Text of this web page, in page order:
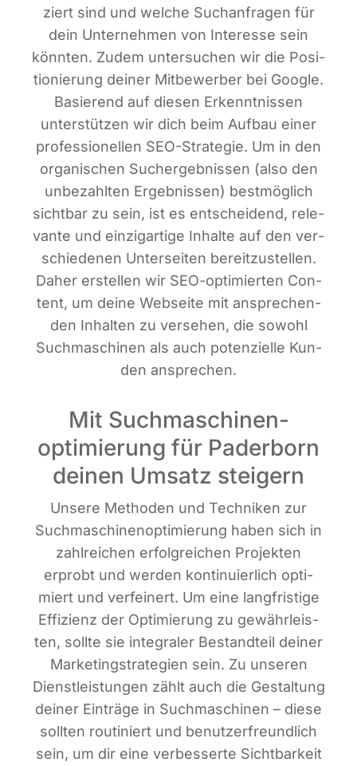
ziert sind und wel­che Such­an­fra­gen für
dein Unter­neh­men von Inter­es­se sein
könn­ten. Zudem unter­su­chen wir die Posi­
tio­nie­rung dei­ner Mit­be­wer­ber bei Goog­le.
Basie­rend auf die­sen Erkennt­nis­sen
unter­stüt­zen wir dich beim Auf­bau einer
pro­fes­sio­nel­len SEO-Stra­te­gie. Um in den
orga­ni­schen Such­ergeb­nis­sen (also den
unbe­zahl­ten Ergeb­nis­sen) best­mög­lich
sicht­bar zu sein, ist es ent­schei­dend, rele­
van­te und ein­zig­ar­ti­ge Inhal­te auf den ver­
schie­de­nen Unter­sei­ten bereit­zu­stel­len.
Daher erstel­len wir SEO-opti­mier­ten Con­
tent, um dei­ne Web­sei­te mit anspre­chen­
den Inhal­ten zu ver­se­hen, die sowohl
Such­ma­schi­nen als auch poten­zi­el­le Kun­
den ansprechen.
Mit Suchmaschinen­
optimierung für Paderborn
deinen Umsatz steigern
Unse­re Metho­den und Tech­ni­ken zur
Such­ma­schi­nen­op­ti­mie­rung haben sich in
zahl­rei­chen erfolg­rei­chen Pro­jek­ten
erprobt und wer­den kon­ti­nu­ier­lich opti­
miert und ver­fei­nert. Um eine lang­fris­ti­ge
Effi­zi­enz der Opti­mie­rung zu gewähr­leis­
ten, soll­te sie inte­gra­ler Bestand­teil dei­ner
Mar­ke­ting­stra­te­gien sein. Zu unse­ren
Dienst­leis­tun­gen zählt auch die Gestal­tung
dei­ner Ein­trä­ge in Such­ma­schi­nen – die­se
soll­ten rou­ti­niert und benut­zer­freund­lich
sein, um dir eine ver­bes­ser­te Sicht­bar­keit